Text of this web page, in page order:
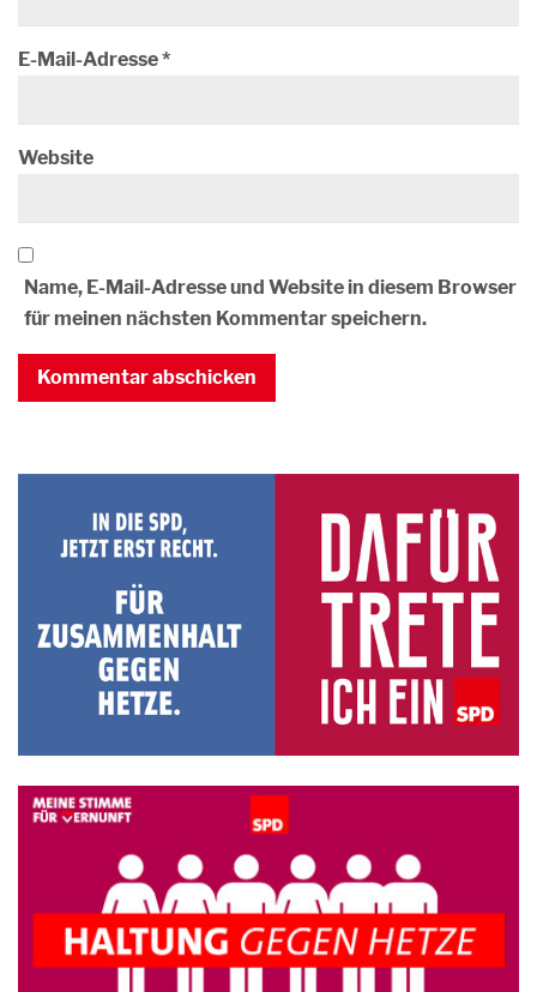
E-Mail-Adresse*
Website
Name, E-Mail-Adresse und Website in diesem Browser
für meinen nächsten Kommentar speichern.